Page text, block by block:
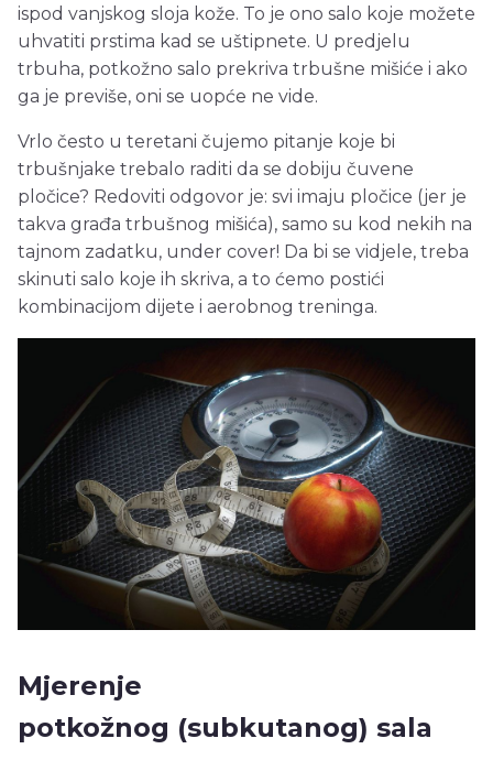
ispod vanjskog sloja kože. To je ono salo koje možete
uhvatiti prstima kad se uštipnete. U predjelu
trbuha, potkožno salo prekriva trbušne mišiće i ako
ga je previše, oni se uopće ne vide.
Vrlo često u teretani čujemo pitanje koje bi
trbušnjake trebalo raditi da se dobiju čuvene
pločice? Redoviti odgovor je: svi imaju pločice (jer je
takva građa trbušnog mišića), samo su kod nekih na
tajnom zadatku, under cover! Da bi se vidjele, treba
skinuti salo koje ih skriva, a to ćemo postići
kombinacijom dijete i aerobnog treninga.
Mjerenje
potkožnog (subkutanog) sala